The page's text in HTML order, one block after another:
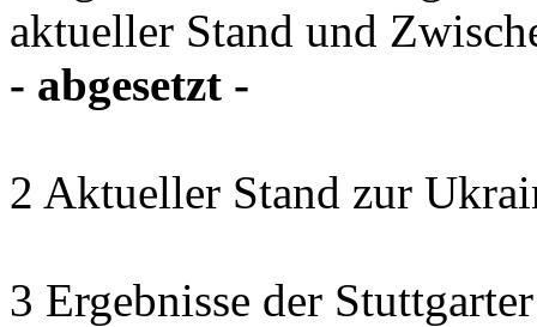
aktueller Stand und
- abgesetzt -
2 Aktueller Stand zur
3 Ergebnisse der